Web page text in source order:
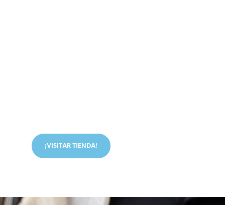
¡VISITAR TIENDA!